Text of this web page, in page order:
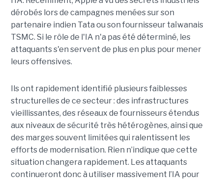
dérobés lors de campagnes menées sur son
partenaire indien Tata ou son fournisseur taïwanais
TSMC. Si le rôle de l'IA n'a pas été déterminé, les
attaquants s'en servent de plus en plus pour mener
leurs offensives.
Ils ont rapidement identifié plusieurs faiblesses
structurelles de ce secteur : des infrastructures
vieillissantes, des réseaux de fournisseurs étendus
aux niveaux de sécurité très hétérogènes, ainsi que
des marges souvent limitées qui ralentissent les
efforts de modernisation. Rien n’indique que cette
situation changera rapidement. Les attaquants
continueront donc à utiliser massivement l’IA pour